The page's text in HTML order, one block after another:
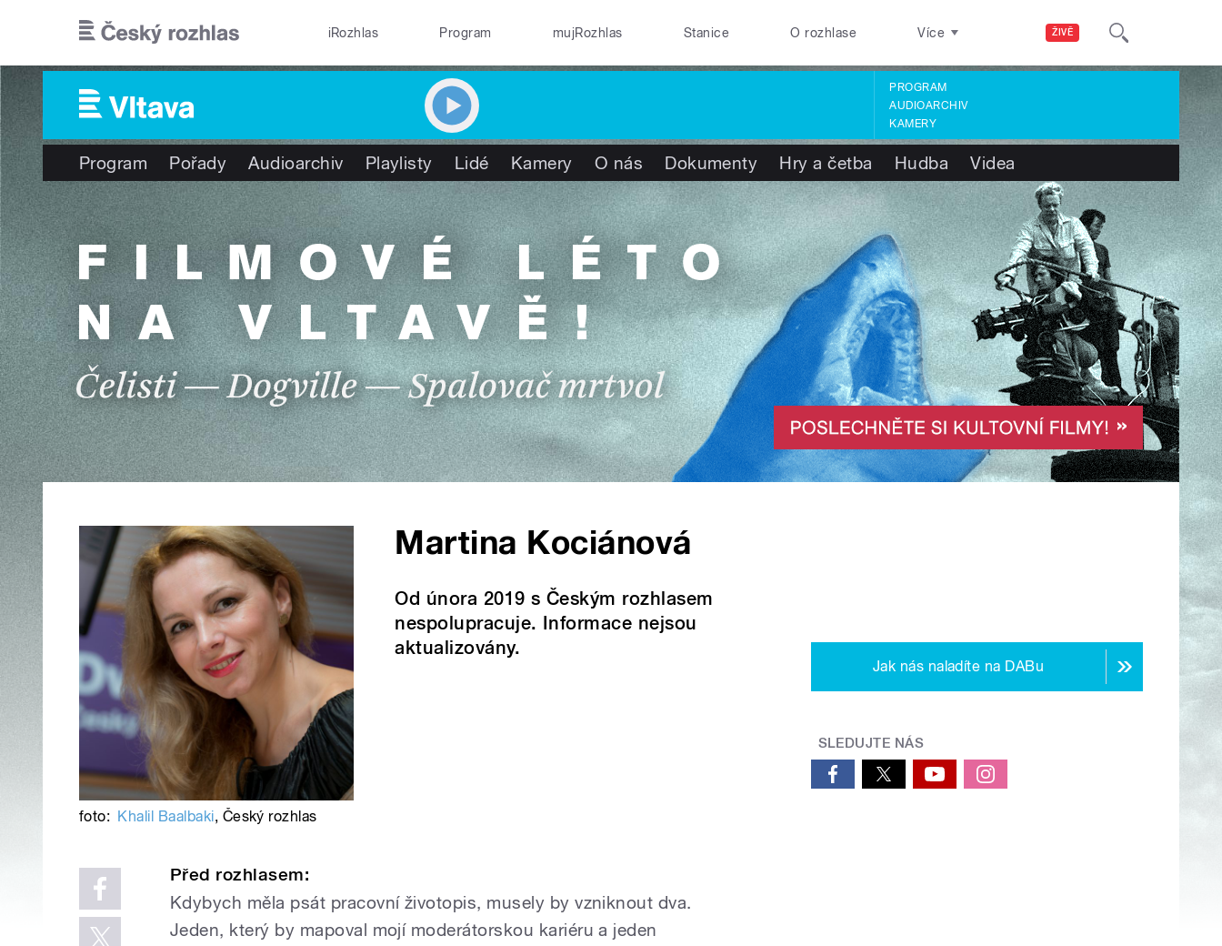
ŽIVĚ
iRozhlas Program mujRozhlas Stanice O rozhlase Více
PROGRAM
AUDIOARCHIV
KAMERY
Program Pořady Audioarchiv Playlisty Lidé Kamery O nás Dokumenty Hry a četba Hudba Videa
Martina Kociánová
Od února 2019 s Českým rozhlasem
nespolupracuje. Informace nejsou
aktualizovány.
foto: Khalil Baalbaki, Český rozhlas
Před rozhlasem:
Kdybych měla psát pracovní životopis, musely by vzniknout dva.
Jeden, který by mapoval mojí moderátorskou kariéru a jeden
Jak nás naladíte na DABu
SLEDUJTE NÁS